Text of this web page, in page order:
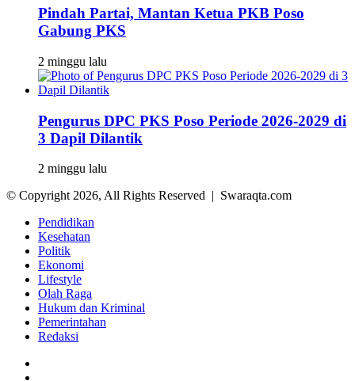
Pindah Partai, Mantan Ketua PKB Poso
Gabung PKS
2 minggu lalu
Pengurus DPC PKS Poso Periode 2026-2029 di
3 Dapil Dilantik
2 minggu lalu
© Copyright 2026, All Rights Reserved | Swaraqta.com
Pendidikan
Kesehatan
Politik
Ekonomi
Lifestyle
Olah Raga
Hukum dan Kriminal
Pemerintahan
Redaksi